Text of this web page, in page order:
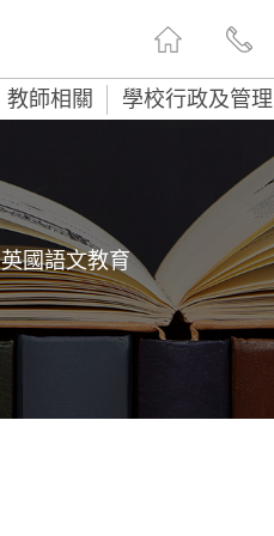
教師相關 學校行政及管理
英國語文教育